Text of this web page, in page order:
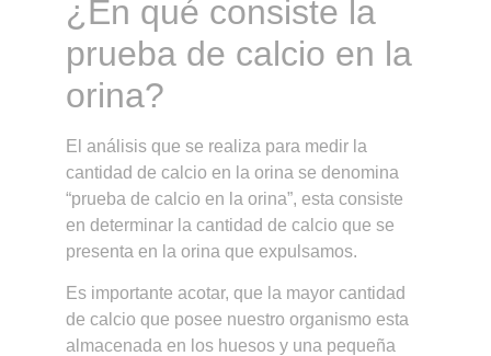
¿En qué consiste la
prueba de calcio en la
orina?
El análisis que se realiza para medir la
cantidad de calcio en la orina se denomina
“prueba de calcio en la orina”, esta consiste
en determinar la cantidad de calcio que se
presenta en la orina que expulsamos.
Es importante acotar, que la mayor cantidad
de calcio que posee nuestro organismo esta
almacenada en los huesos y una pequeña